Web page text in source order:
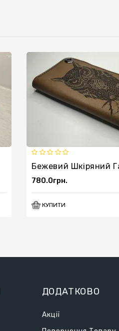
780.0грн.
КУПИТИ
ДОДАТКОВО
Акції